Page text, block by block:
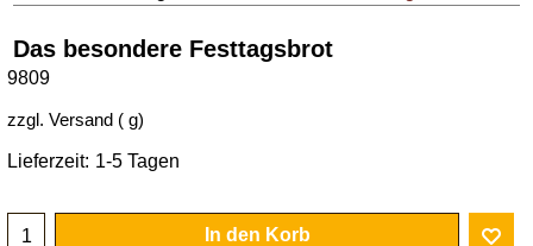
Das besondere Festtagsbrot
9809
zzgl. Versand g
Lieferzeit: 1-5 Tagen
In den Korb